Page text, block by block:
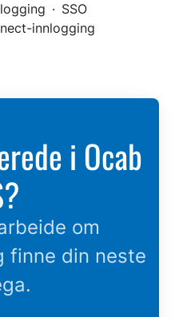
· SSO
innlogging
i Ocab
om
finne din neste